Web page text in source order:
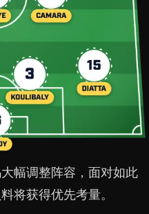
幅调整阵容，面对如此
将获得优先考量。